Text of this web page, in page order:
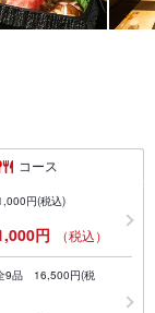
コース
円(税込)
円 （税込）
9品 16,500円(税